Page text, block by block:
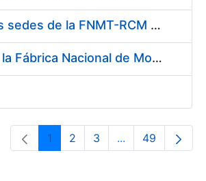
Conexión mediante Fibra Óptica de los Centros de Proceso de Datos (CPDs) de las sedes de la FNMT-RCM de Burgos y Madrid
Contratación de acuerdo marco para el Suministro de Material de Electricidad para la Fábrica Nacional de Moneda y Timbre-Real Casa de la Moneda en su centro de trabajo de Burgos
Página
1 Página
2 Página
3 ...PáginasPágina
49